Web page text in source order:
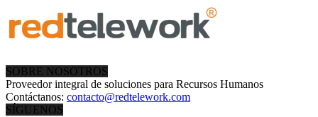
SOBRE NOSOTROS
Proveedor integral de soluciones para Recursos Humanos
Contáctanos: contacto@redtelework.com
SÍGUENOS